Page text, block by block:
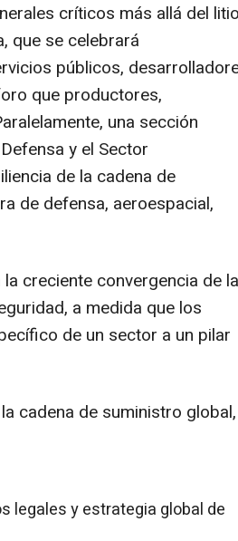
críticos más allá del
que se celebrará
públicos,
que productores,
una sección
y el Sector
de la cadena de
de defensa, aeroespacial,
creciente convergencia de
a medida que los
de un sector a un pilar
cadena de suministro global,
legales y estrategia global de